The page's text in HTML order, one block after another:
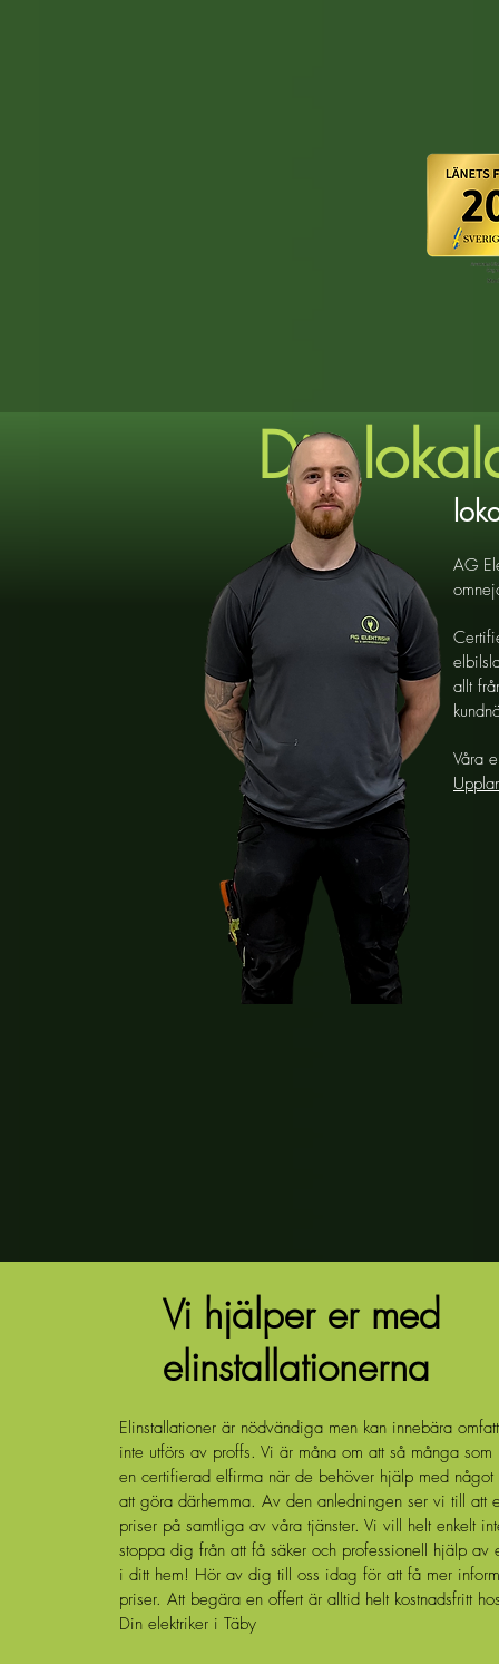
Din
AG
allt
Våra
Vi hjälper er med
elinstallationerna
Elinstallationer är nödvändiga men kan innebära
inte utförs av proffs. Vi är måna om att så många
en certifierad elfirma när de behöver hjälp med något
att göra därhemma. Av den anledningen ser vi till att
priser på samtliga av våra tjänster. Vi vill helt enkelt
stoppa dig från att få säker och professionell hjälp av
i ditt hem! Hör av dig till oss idag för att få mer
priser. Att begära en offert är alltid helt kostnadsfritt
Din elektriker i Täby